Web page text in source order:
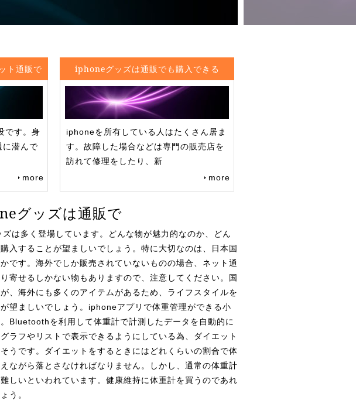
ト通販で
です。身
に潜んで
more
iphoneグッズは通販でも購入できる
iphoneを所有している人はたくさん居ま
す。故障した場合などは専門の販売店を
訪れて修理をしたり、新
more
グッズは通販で
は多く登場しています。どんな物が魅力的なのか、どん
入することが望ましいでしょう。特に大切なのは、日本国
です。海外でしか販売されていないものの場合、ネット通
寄せるしかない物もありますので、注意してください。国
、海外にも多くのアイテムがあるため、ライフスタイルを
望ましいでしょう。iphoneアプリで体重管理ができる小
Bluetoothを利用して体重計で計測したデータを自動的に
ラフやリストで表示できるようにしている為、ダイエット
うです。ダイエットをするときにはどれくらいの割合で体
ながら落とさなければなりません。しかし、通常の体重計
しいといわれています。健康維持に体重計を買うのであれ
う。